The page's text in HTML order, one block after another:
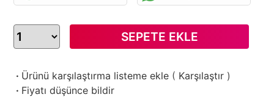
SEPETE EKLE
· Ürünü karşılaştırma listeme ekle ( Karşılaştır )
· Fiyatı düşünce bildir